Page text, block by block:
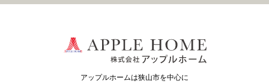
アップルホームは狭山市を中心に